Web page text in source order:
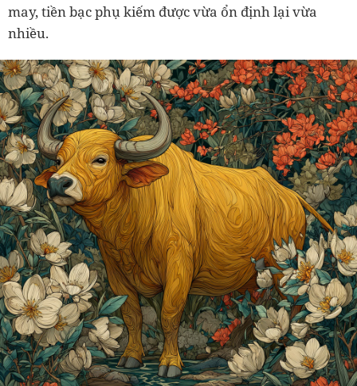
may, tiền bạc phụ kiếm được vừa ổn định lại vừa
nhiều.